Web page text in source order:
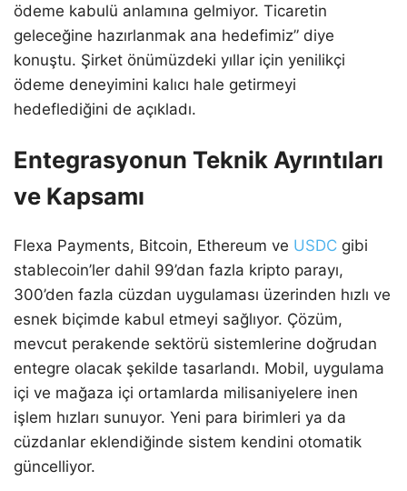
ödeme kabulü anlamına gelmiyor. Ticaretin
geleceğine hazırlanmak ana hedefimiz” diye
konuştu. Şirket önümüzdeki yıllar için yenilikçi
ödeme deneyimini kalıcı hale getirmeyi
hedeflediğini de açıkladı.
Entegrasyonun Teknik Ayrıntıları
ve Kapsamı
Flexa Payments, Bitcoin, Ethereum ve USDC gibi
stablecoin’ler dahil 99’dan fazla kripto parayı,
300’den fazla cüzdan uygulaması üzerinden hızlı ve
esnek biçimde kabul etmeyi sağlıyor. Çözüm,
mevcut perakende sektörü sistemlerine doğrudan
entegre olacak şekilde tasarlandı. Mobil, uygulama
içi ve mağaza içi ortamlarda milisaniyelere inen
işlem hızları sunuyor. Yeni para birimleri ya da
cüzdanlar eklendiğinde sistem kendini otomatik
güncelliyor.